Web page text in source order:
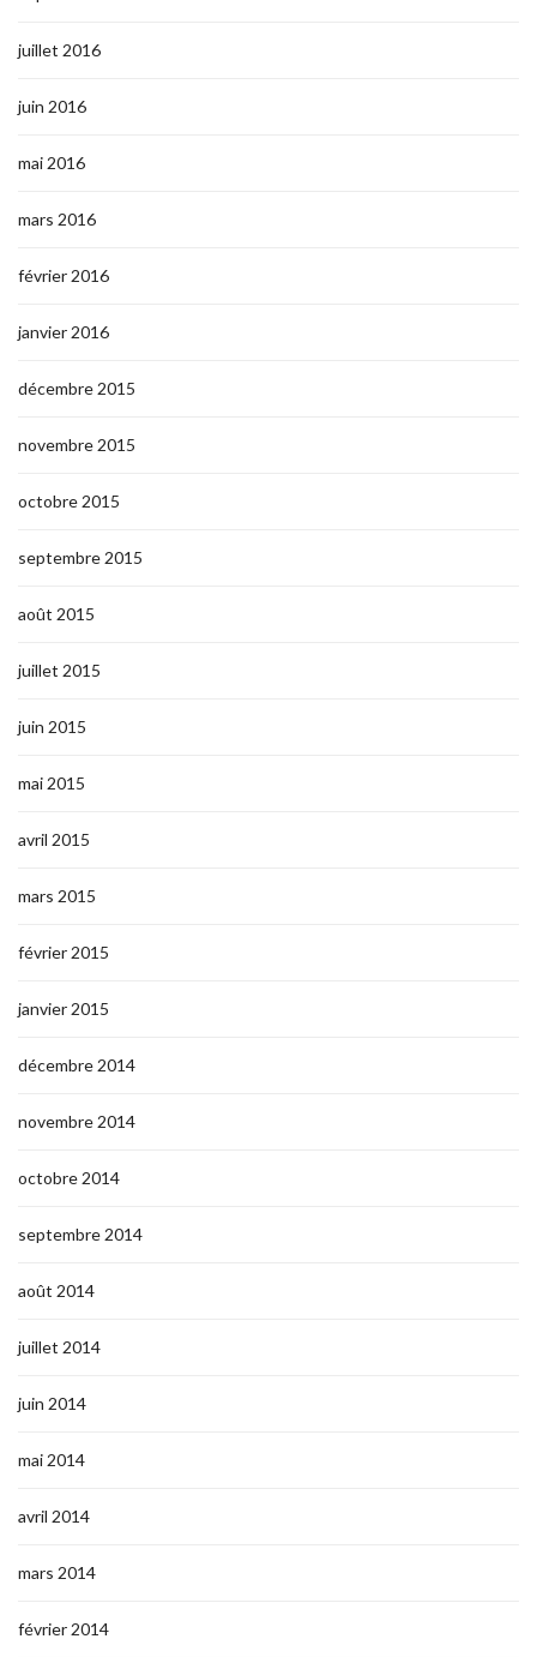
juillet 2016
juin 2016
mai 2016
mars 2016
février 2016
janvier 2016
décembre 2015
novembre 2015
octobre 2015
septembre 2015
août 2015
juillet 2015
juin 2015
mai 2015
avril 2015
mars 2015
février 2015
janvier 2015
décembre 2014
novembre 2014
octobre 2014
septembre 2014
août 2014
juillet 2014
juin 2014
mai 2014
avril 2014
mars 2014
février 2014